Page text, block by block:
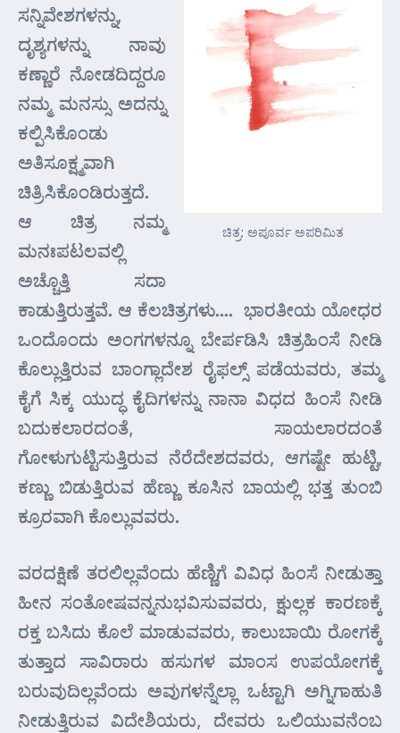
ಚಿತ್ರ: ಅಪೂರ್ವ ಅಪರಿಮಿತ
ಸನ್ನಿವೇಶಗಳನ್ನು,
ದೃಶ್ಯಗಳನ್ನು ನಾವು
ಕಣ್ಣಾರೆ ನೋಡದಿದ್ದರೂ
ನಮ್ಮ ಮನಸ್ಸು ಅದನ್ನು
ಕಲ್ಪಿಸಿಕೊಂಡು
ಅತಿಸೂಕ್ಷ್ಮವಾಗಿ
ಚಿತ್ರಿಸಿಕೊಂಡಿರುತ್ತದೆ.
ಆ ಚಿತ್ರ ನಮ್ಮ
ಮನಃಪಟಲವಲ್ಲಿ
ಅಚ್ಚೊತ್ತಿ ಸದಾ
ಕಾಡುತ್ತಿರುತ್ತವೆ. ಆ ಕೆಲಚಿತ್ರಗಳು…. ಭಾರತೀಯ ಯೋಧರ
ಒಂದೊಂದು ಅಂಗಗಳನ್ನೂ ಬೇರ್ಪಡಿಸಿ ಚಿತ್ರಹಿಂಸೆ ನೀಡಿ
ಕೊಲ್ಲುತ್ತಿರುವ ಬಾಂಗ್ಲಾದೇಶ ರೈಫಲ್ಸ್ ಪಡೆಯವರು, ತಮ್ಮ
ಕೈಗೆ ಸಿಕ್ಕ ಯುದ್ಧ ಕೈದಿಗಳನ್ನು ನಾನಾ ವಿಧದ ಹಿಂಸೆ ನೀಡಿ
ಬದುಕಲಾರದಂತೆ, ಸಾಯಲಾರದಂತೆ
ಗೋಳುಗುಟ್ಟಿಸುತ್ತಿರುವ ನೆರೆದೇಶದವರು, ಆಗಷ್ಟೇ ಹುಟ್ಟಿ,
ಕಣ್ಣು ಬಿಡುತ್ತಿರುವ ಹೆಣ್ಣು ಕೂಸಿನ ಬಾಯಲ್ಲಿ ಭತ್ತ ತುಂಬಿ
ಕ್ರೂರವಾಗಿ ಕೊಲ್ಲುವವರು.
ವರದಕ್ಷಿಣೆ ತರಲಿಲ್ಲವೆಂದು ಹೆಣ್ಣಿಗೆ ವಿವಿಧ ಹಿಂಸೆ ನೀಡುತ್ತಾ
ಹೀನ ಸಂತೋಷವನ್ನನುಭವಿಸುವವರು, ಕ್ಷುಲ್ಲಕ ಕಾರಣಕ್ಕೆ
ರಕ್ತ ಬಸಿದು ಕೊಲೆ ಮಾಡುವವರು, ಕಾಲುಬಾಯಿ ರೋಗಕ್ಕೆ
ತುತ್ತಾದ ಸಾವಿರಾರು ಹಸುಗಳ ಮಾಂಸ ಉಪಯೋಗಕ್ಕೆ
ಬರುವುದಿಲ್ಲವೆಂದು ಅವುಗಳನ್ನೆಲ್ಲಾ ಒಟ್ಟಾಗಿ ಅಗ್ನಿಗಾಹುತಿ
ನೀಡುತ್ತಿರುವ ವಿದೇಶಿಯರು, ದೇವರು ಒಲಿಯುವನೆಂಬ